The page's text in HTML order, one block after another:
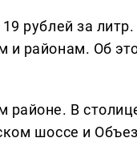
рублей за
и районам. Об
районе. В
шоссе и